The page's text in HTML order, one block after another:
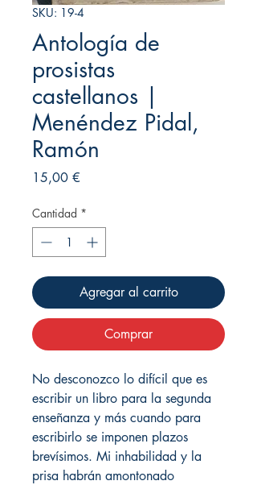
SKU: 19-4
Antología de
prosistas
castellanos |
Menéndez Pidal,
Ramón
15,00 €
Cantidad *
Agregar al carrito
Comprar
No desconozco lo difícil que es
escribir un libro para la segunda
enseñanza y más cuando para
escribirlo se imponen plazos
brevísimos. Mi inhabilidad y la
prisa habrán amontonado